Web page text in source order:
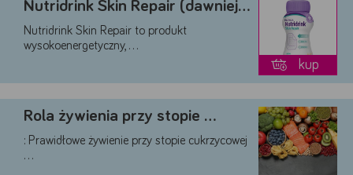
Nutridrink Skin Repair (dawniej …
Nutridrink Skin Repair to produkt
wysokoenergetyczny, …
kup
Rola żywienia przy stopie …
: Prawidłowe żywienie przy stopie cukrzycowej
…